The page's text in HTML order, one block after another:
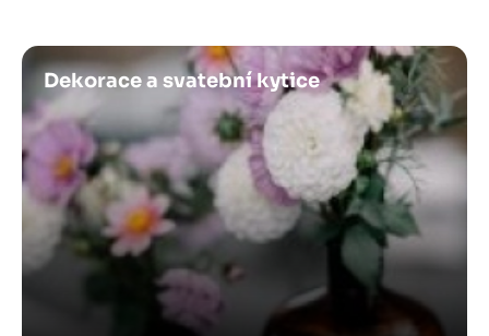
Obrázek
Dekorace a svatební kytice